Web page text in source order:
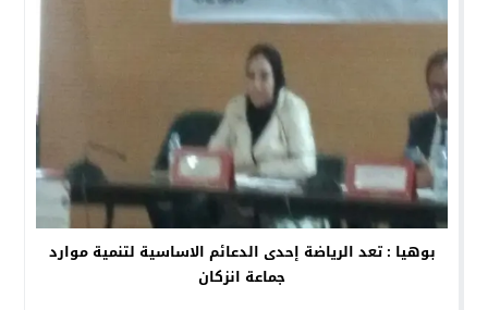
بوهيا : تعد الرياضة إحدى الدعائم الاساسية لتنمية موارد
جماعة انزكان